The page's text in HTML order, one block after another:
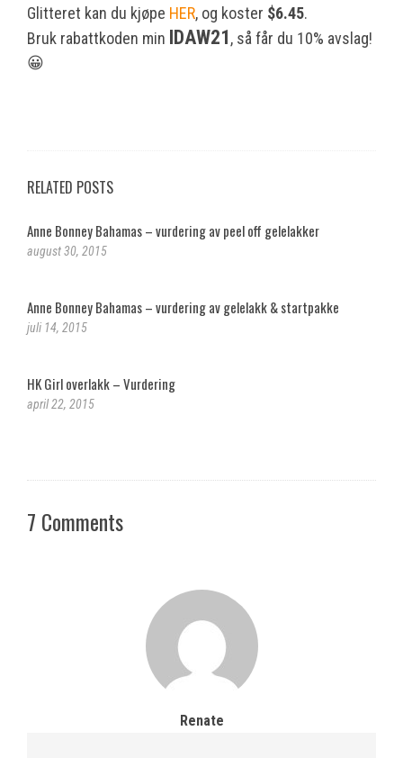
Glitteret kan du kjøpe HER, og koster $6.45.
Bruk rabattkoden min IDAW21, så får du 10% avslag!
😀
RELATED POSTS
Anne Bonney Bahamas – vurdering av peel off gelelakker
august 30, 2015
Anne Bonney Bahamas – vurdering av gelelakk & startpakke
juli 14, 2015
HK Girl overlakk – Vurdering
april 22, 2015
7 Comments
Renate